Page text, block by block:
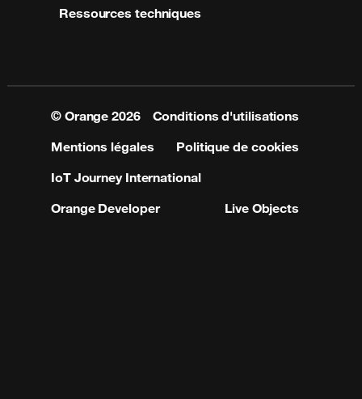
Ressources techniques
© Orange2026
Conditions d'utilisations
Mentions légales
Politique de cookies
IoT Journey International
Orange Developer
Live Objects